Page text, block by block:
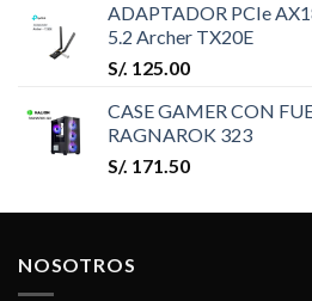
ADAPTADOR PCIe
5.2 Archer TX20E
S/. 125.00
CASE GAMER CON
RAGNAROK 323
S/. 171.50
NOSOTROS